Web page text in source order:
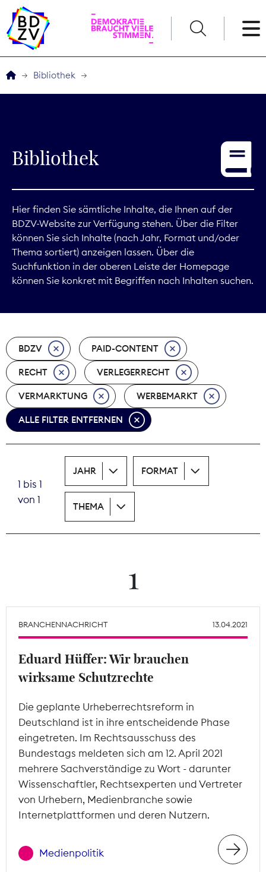
Service
Digitales
Kommunikation
Marktdaten
Nachhaltigkeit
Nachwuchs
Nova Award
Print
Wächterpreis
Mitgliederbereich
Bibliothek
Bibliothek
Hier finden Sie sämtliche Inhalte, die Ihnen auf der
BDZV-Website zur Verfügung stehen. Über die Filter
können Sie sich Inhalte (nach Jahr, Format und/oder
Thema sortiert) anzeigen lassen. Über die
Suchfunktion in der oberen Leiste der Homepage
können Sie konkret mit Begriffen nach Inhalten suchen.
BDZV PAID-CONTENT
RECHT VERLEGERRECHT
VERMARKTUNG WERBEMARKT
ALLE FILTER ENTFERNEN
1 bis 1
von 1
JAHR FORMAT
THEMA
1
BRANCHENNACHRICHT 13.04.2021
Eduard Hüffer: Wir brauchen
wirksame Schutzrechte
Die geplante Urheberrechtsreform in
Deutschland ist in ihre entscheidende Phase
eingetreten. Im Rechtsausschuss des
Bundestags meldeten sich am 12. April 2021
mehrere Sachverständige zu Wort - darunter
Wissenschaftler, Rechtsexperten und Vertreter
von Urhebern, Medienbranche sowie
Internetplattformen und deren Nutzern.
Medienpolitik